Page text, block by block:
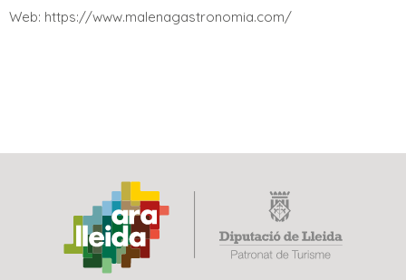
Web: https://www.malenagastronomia.com/